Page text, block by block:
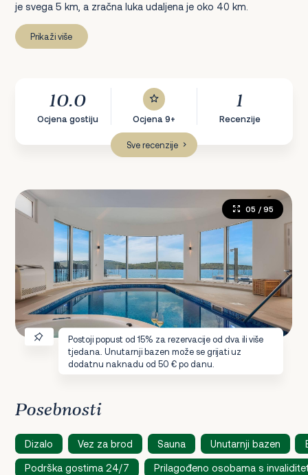
je svega 5 km, a zračna luka udaljena je oko 40 km.
Prikaži više
10.0
Ocjena gostiju Ocjena 9+
1
Recenzije
Sve recenzije
Postoji popust od 15% za rezervacije od dva ili više
tjedana. Unutarnji bazen može se grijati uz
dodatnu naknadu od 50 € po danu.
05 / 95
Posebnosti
Dizalo Vez za brod Sauna Unutarnji bazen
Podrška gostima 24/7 Prilagođeno osobama s